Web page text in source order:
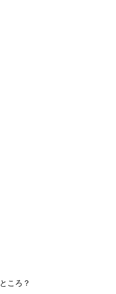
ころ？